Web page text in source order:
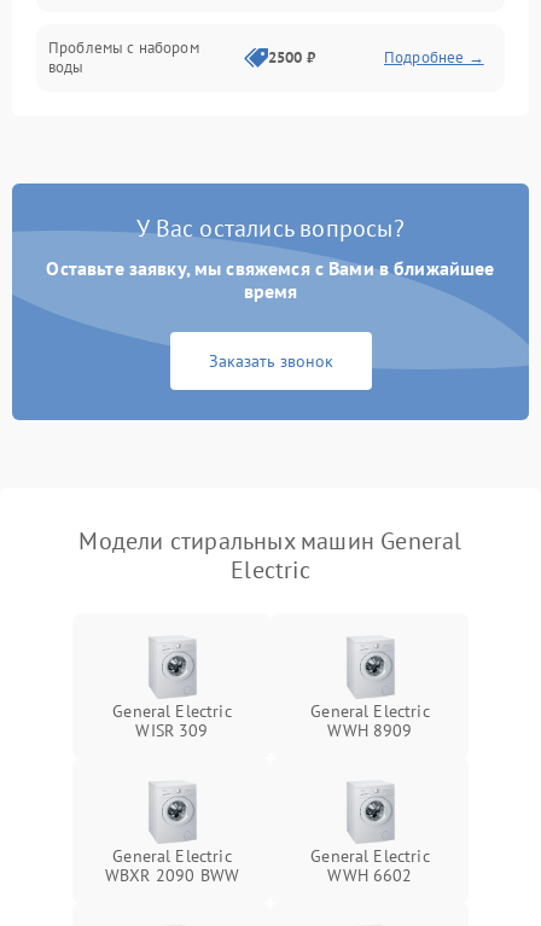
Проблемы с набором
воды
2500 ₽ Подробнее →
Замена платы управления 2200 ₽ Подробнее →
У Вас остались вопросы?
Оставьте заявку, мы свяжемся с Вами в ближайшее
время
Заказать звонок
Модели стиральных машин General
Electric
General Electric
WISR 309
General Electric
WWH 8909
General Electric
WBXR 2090 BWW
General Electric
WWH 6602